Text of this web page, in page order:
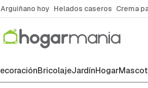
Arguiñano hoy Helados caseros Crema
BricolajeJardínHogar